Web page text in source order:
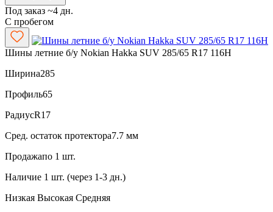
Под заказ ~4 дн.
С пробегом
Шины летние б/у Nokian Hakka SUV 285/65 R17 116H
Ширина285
Профиль65
РадиусR17
Сред. остаток протектора7.7 мм
Продажапо 1 шт.
Наличие 1 шт. (через 1-3 дн.)
Низкая Высокая Средняя